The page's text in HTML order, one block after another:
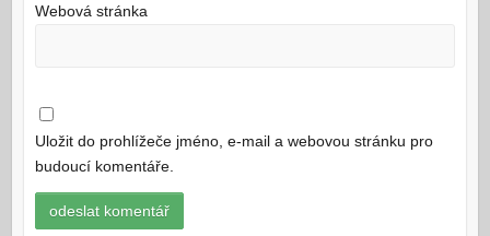
Webová stránka
Uložit do prohlížeče jméno, e-mail a webovou stránku pro
budoucí komentáře.